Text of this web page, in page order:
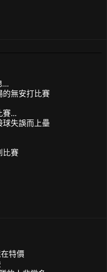
...
的無安打比賽
賽...
球失誤而上壘
比賽
特價